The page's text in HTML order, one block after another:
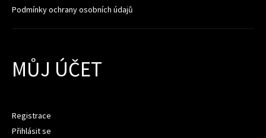
Podmínky ochrany osobních údajů
MŮJ ÚČET
Registrace
Přihlásit se